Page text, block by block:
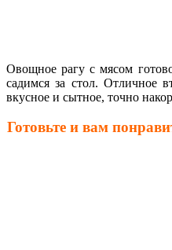
Овощное рагу с мясом
садимся за стол. Отличное
вкусное и сытное, точно
Готовьте и вам